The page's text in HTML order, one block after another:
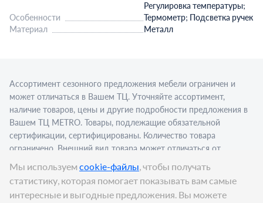
Особенности
Регулировка температуры;
Термометр; Подсветка ручек
Материал
Металл
Ассортимент сезонного предложения мебели ограничен и
может отличаться в Вашем ТЦ. Уточняйте ассортимент,
наличие товаров, цены и другие подробности предложения в
Вашем ТЦ МЕТRО. Товары, подлежащие обязательной
сертификации, сертифицированы. Количество товара
ограничено. Внешний вид товара может отличаться от
изображения в рекламном материале. Для приобретения
алкогольной продукции для последующей реализации
требуется алкогольная лицензия. Представлен пример
сервировки в стационарном торговом объекте.
Мы используем cookie-файлы, чтобы получать
статистику, которая помогает показывать вам самые
интересные и выгодные предложения. Вы можете